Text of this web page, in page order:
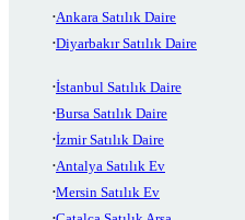
Ankara Satılık Daire
Diyarbakır Satılık Daire
İstanbul Satılık Daire
Bursa Satılık Daire
İzmir Satılık Daire
Antalya Satılık Ev
Mersin Satılık Ev